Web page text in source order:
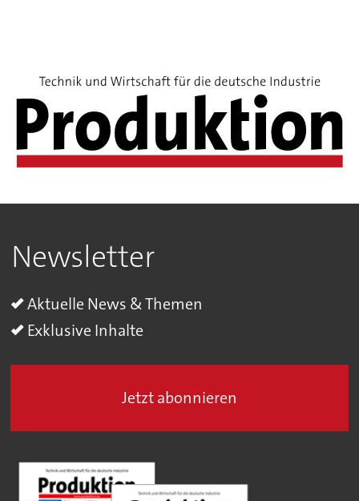
Newsletter
Aktuelle News & Themen
Exklusive Inhalte
Jetzt abonnieren